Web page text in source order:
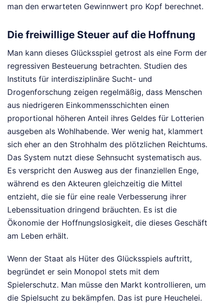
man den erwarteten Gewinnwert pro Kopf berechnet.
Die freiwillige Steuer auf die Hoffnung
Man kann dieses Glücksspiel getrost als eine Form der
regressiven Besteuerung betrachten. Studien des
Instituts für interdisziplinäre Sucht- und
Drogenforschung zeigen regelmäßig, dass Menschen
aus niedrigeren Einkommensschichten einen
proportional höheren Anteil ihres Geldes für Lotterien
ausgeben als Wohlhabende. Wer wenig hat, klammert
sich eher an den Strohhalm des plötzlichen Reichtums.
Das System nutzt diese Sehnsucht systematisch aus.
Es verspricht den Ausweg aus der finanziellen Enge,
während es den Akteuren gleichzeitig die Mittel
entzieht, die sie für eine reale Verbesserung ihrer
Lebenssituation dringend bräuchten. Es ist die
Ökonomie der Hoffnungslosigkeit, die dieses Geschäft
am Leben erhält.
Wenn der Staat als Hüter des Glücksspiels auftritt,
begründet er sein Monopol stets mit dem
Spielerschutz. Man müsse den Markt kontrollieren, um
die Spielsucht zu bekämpfen. Das ist pure Heuchelei.